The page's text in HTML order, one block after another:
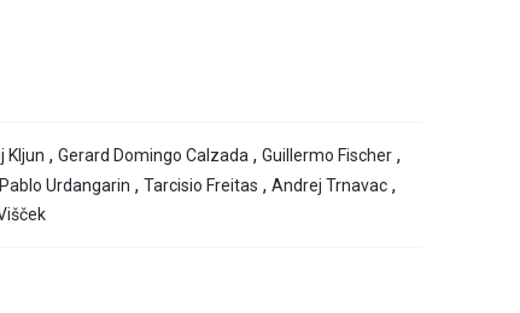
Kljun , Gerard Domingo Calzada , Guillermo Fischer ,
Pablo Urdangarin , Tarcisio Freitas , Andrej Trnavac ,